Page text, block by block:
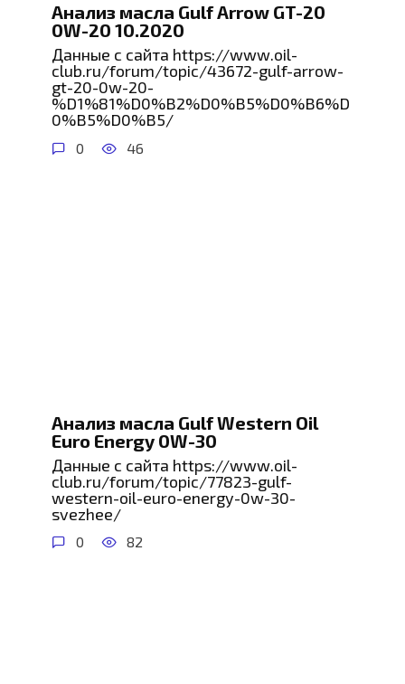
Анализ масла Gulf Arrow GT-20
0W-20 10.2020
Данные с сайта https://www.oil-
club.ru/forum/topic/43672-gulf-arrow-
gt-20-0w-20-
%D1%81%D0%B2%D0%B5%D0%B6%D
0%B5%D0%B5/
0 46
Анализ масла Gulf Western Oil
Euro Energy 0W-30
Данные с сайта https://www.oil-
club.ru/forum/topic/77823-gulf-
western-oil-euro-energy-0w-30-
svezhee/
0 82